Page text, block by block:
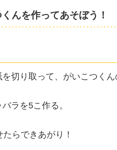
んを作ってあそぼう！
切り取って、がいこつくん
ラを5こ作る。
らできあがり！